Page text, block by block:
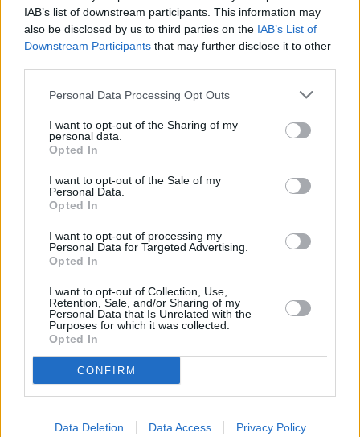
IAB’s list of downstream participants. This information may
also be disclosed by us to third parties on the IAB’s List of
Downstream Participants that may further disclose it to other
Personal Data Processing Opt Outs
I want to opt-out of the Sharing of my
personal data.
Opted In
I want to opt-out of the Sale of my
Personal Data.
Opted In
I want to opt-out of processing my
Personal Data for Targeted Advertising.
Opted In
I want to opt-out of Collection, Use,
Retention, Sale, and/or Sharing of my
Personal Data that Is Unrelated with the
Purposes for which it was collected.
Opted In
CONFIRM
Data Deletion Data Access Privacy Policy
La sobrexposición a la radiación
ultravioleta puede causar, asimismo,
graves problemas de salud, incluido el
cáncer: el más conocido el melanoma,
basocelular y de células escamosas o
la radiación UV aumenta el riesgo de
presentar enfermedades oculares si no
se usa protección adecuada para los
La radiación UV puede producir,
también, efectos dañinos en cualquier
persona, pero los riesgos aumentan
para la población que:
Se expone muchas horas del día,
al sol (bien por razones laborales
o de ocio) o ha tenido reiterados
episodios de quemaduras solares
a lo largo de su vida.
Tiene la piel, el cabello y los ojos
claros.
Toma ciertos medicamentos
orales y tópicos, como
antibióticos, píldoras
contienen peróxido de benzoílo,